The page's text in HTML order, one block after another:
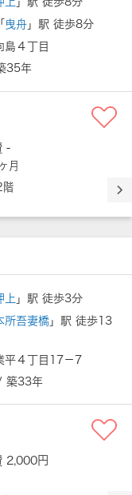
曳舟 」駅 徒歩8分
島４丁目
35年
-
月
上 」駅 徒歩3分
所吾妻橋 」駅 徒歩13
平４丁目17－7
築33年
2,000円